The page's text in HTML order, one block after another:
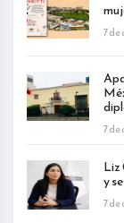
7 de
7 de
Liz
y
7 de